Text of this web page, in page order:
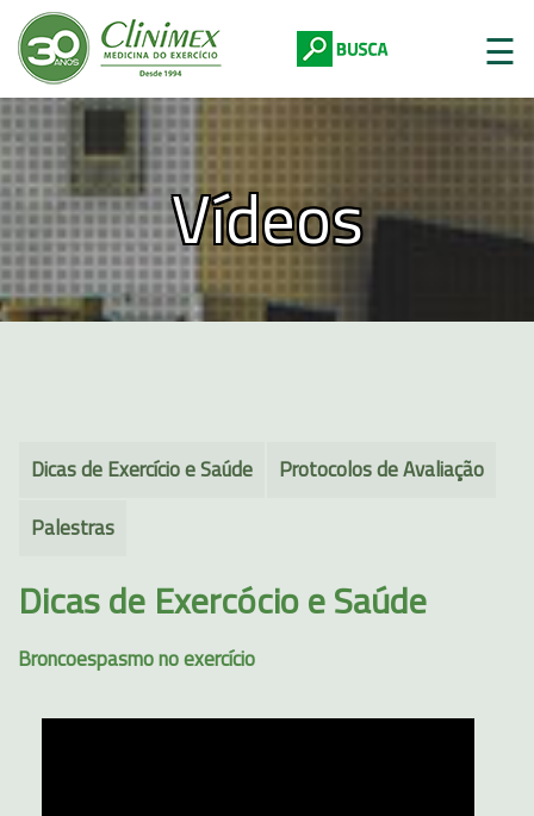
☰
Digite abaixo:
Vídeos
Dicas de Exercício e Saúde
Protocolos de Avaliação
Palestras
Dicas de Exercócio e Saúde
Broncoespasmo no exercício